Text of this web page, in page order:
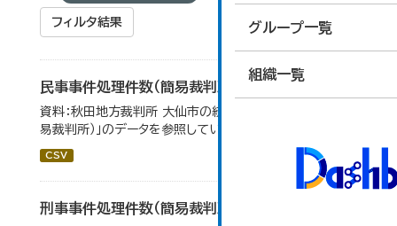
グループ一覧
組織一覧
フィルタ結果
民事事件処理件数（簡易裁判所）
資料：秋田地方裁判所 大仙市の統計「12-14 民事事件（簡
易裁判所）」のデータを参照しています。
CSV
刑事事件処理件数（簡易裁判所）